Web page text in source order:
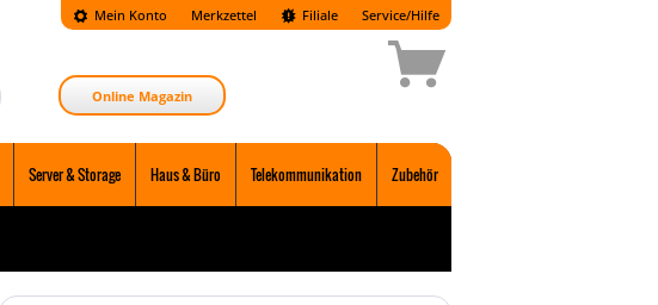
Mein Konto Merkzettel Filiale Service/Hilfe
Online Magazin
Server & Storage Haus & Büro Telekommunikation Zubehör